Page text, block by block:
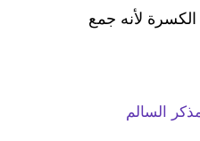
لأنه جمع
السالم